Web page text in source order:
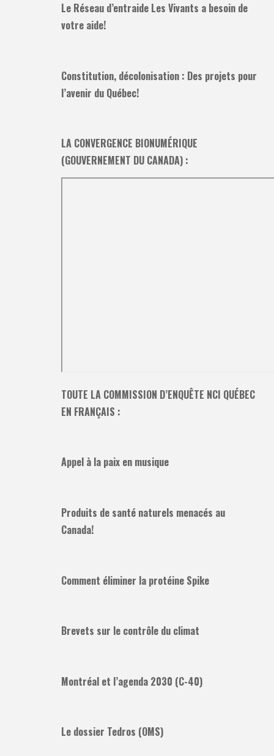
Le Réseau d’entraide Les Vivants a besoin de
votre aide!
Constitution, décolonisation : Des projets pour
l’avenir du Québec!
LA CONVERGENCE BIONUMÉRIQUE
(GOUVERNEMENT DU CANADA) :
TOUTE LA COMMISSION D’ENQUÊTE NCI QUÉBEC
EN FRANÇAIS :
Appel à la paix en musique
Produits de santé naturels menacés au
Canada!
Comment éliminer la protéine Spike
Brevets sur le contrôle du climat
Montréal et l’agenda 2030 (C-40)
Le dossier Tedros (OMS)